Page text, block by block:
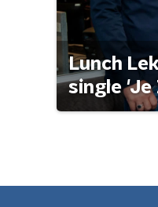
Lunch
single 'Je